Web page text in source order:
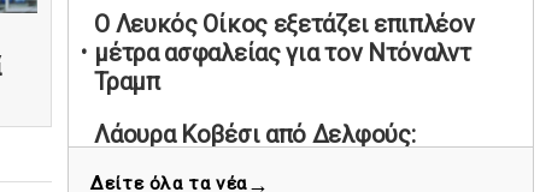
Βελόπουλος: Κριτική σε πολιτικούς
αρχηγούς για δηλώσεις την
Πρωτομαγιά
01/05/2026 | 19:33
Ο Λευκός Οίκος εξετάζει επιπλέον
μέτρα ασφαλείας για τον Ντόναλντ
Τραμπ
Λάουρα Κοβέσι από Δελφούς:
Δείτε όλα τα νέα→